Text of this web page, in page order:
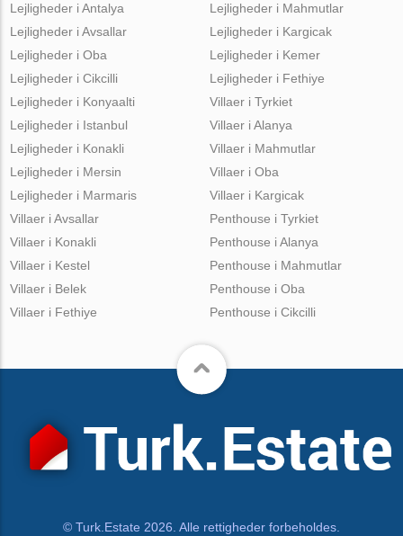
Lejligheder i Antalya
Lejligheder i Avsallar
Lejligheder i Oba
Lejligheder i Cikcilli
Lejligheder i Mahmutlar
Lejligheder i Kargicak
Lejligheder i Kemer
Lejligheder i Fethiye
Lejligheder i Konyaalti
Lejligheder i Istanbul
Lejligheder i Konakli
Lejligheder i Mersin
Lejligheder i Marmaris
Villaer i Tyrkiet
Villaer i Alanya
Villaer i Mahmutlar
Villaer i Oba
Villaer i Kargicak
Villaer i Avsallar
Villaer i Konakli
Villaer i Kestel
Villaer i Belek
Villaer i Fethiye
Penthouse i Tyrkiet
Penthouse i Alanya
Penthouse i Mahmutlar
Penthouse i Oba
Penthouse i Cikcilli
© Turk.Estate 2026. Alle rettigheder forbeholdes.